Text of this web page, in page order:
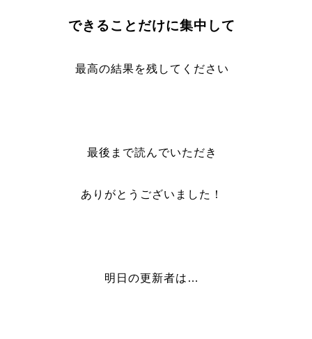
できることだけに集中して
最高の結果を残してください
最後まで読んでいただき
ありがとうございました！
明日の更新者は…